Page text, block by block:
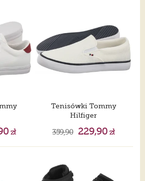
zł
Tenisówki Tommy
Hilfiger
359,90 229,90zł